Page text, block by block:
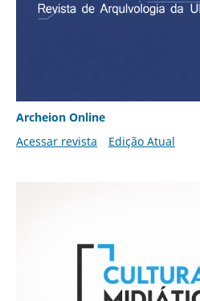
Archeion Online
Acessar revista
Edição Atual